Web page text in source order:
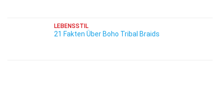
LEBENSSTIL
21 Fakten Über Boho Tribal Braids